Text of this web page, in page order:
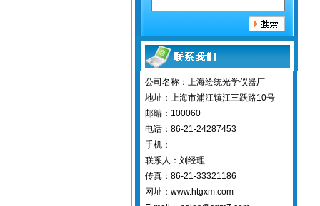
公司名称：上海绘统光学仪器厂
地址：上海市浦江镇江三跃路10号
邮编：100060
电话：86-21-24287453
手机：
联系人：刘经理
传真：86-21-33321186
网址：www.htgxm.com